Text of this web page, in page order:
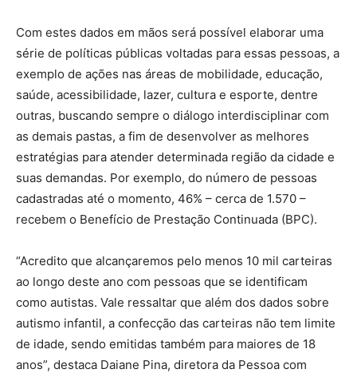
Com estes dados em mãos será possível elaborar uma
série de políticas públicas voltadas para essas pessoas, a
exemplo de ações nas áreas de mobilidade, educação,
saúde, acessibilidade, lazer, cultura e esporte, dentre
outras, buscando sempre o diálogo interdisciplinar com
as demais pastas, a fim de desenvolver as melhores
estratégias para atender determinada região da cidade e
suas demandas. Por exemplo, do número de pessoas
cadastradas até o momento, 46% – cerca de 1.570 –
recebem o Benefício de Prestação Continuada (BPC).
“Acredito que alcançaremos pelo menos 10 mil carteiras
ao longo deste ano com pessoas que se identificam
como autistas. Vale ressaltar que além dos dados sobre
autismo infantil, a confecção das carteiras não tem limite
de idade, sendo emitidas também para maiores de 18
anos”, destaca Daiane Pina, diretora da Pessoa com